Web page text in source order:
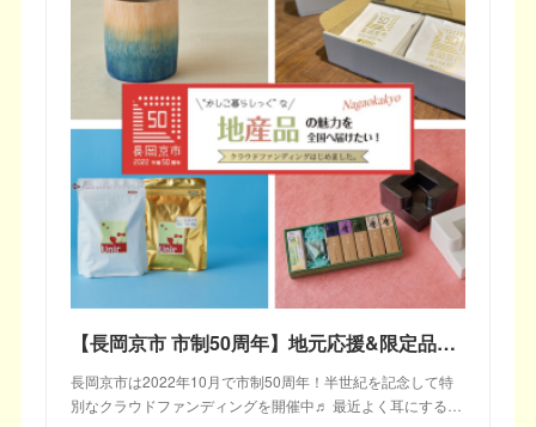
【長岡京市 市制50周年】地元応援&限定品をGETしよう！VOL.01
長岡京市は2022年10月で市制50周年！半世紀を記念して特
別なクラウドファンディングを開催中♬ 最近よく耳にする…